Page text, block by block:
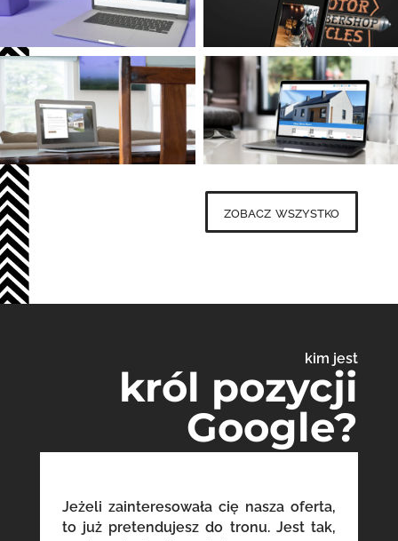
zobacz wszystko
kim jest
król pozycji
Google?
Jeżeli zainteresowała cię nasza oferta,
to już pretendujesz do tronu. Jest tak,